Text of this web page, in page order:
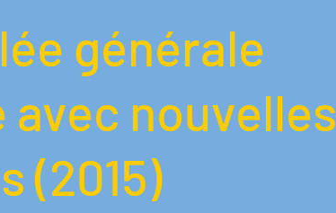
générale
avec nouvelles
(2015)